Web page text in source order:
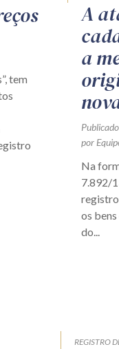
tem
A
a
por
Na
7.892/
os
do...
REGISTRO